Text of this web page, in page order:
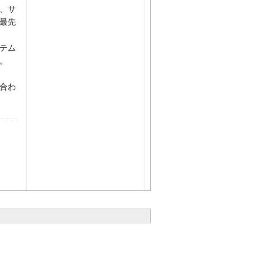
サ
先
ム
わ